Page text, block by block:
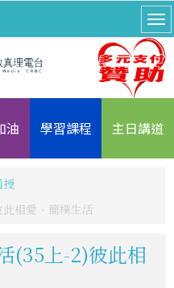
油 學習課程 主日講道
授
相愛、簡樸生活
(35上-2)彼此相